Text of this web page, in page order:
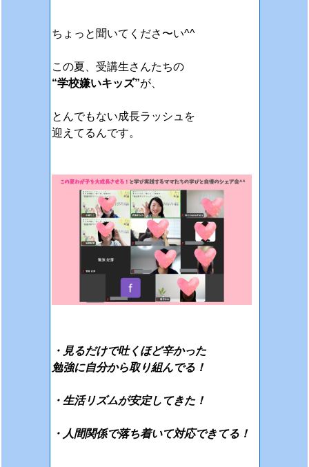
ちょっと聞いてくださ〜い^^
この夏、受講生さんたちの
“学校嫌いキッズ”が、
とんでもない成長ラッシュを
迎えてるんです。
・見るだけで吐くほど辛かった
勉強に自分から取り組んでる！
・生活リズムが安定してきた！
・人間関係で落ち着いて対応できてる！